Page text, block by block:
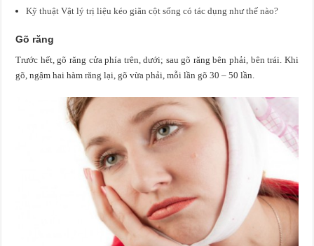
Kỹ thuật Vật lý trị liệu kéo giãn cột sống có tác dụng như thế nào?
Gõ răng
Trước hết, gõ răng cửa phía trên, dưới; sau gõ răng bên phải, bên trái. Khi
gõ, ngậm hai hàm răng lại, gõ vừa phải, mỗi lần gõ 30 – 50 lần.